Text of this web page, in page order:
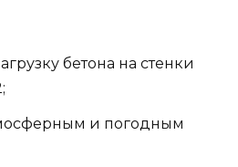
бетона на стенки
и погодным